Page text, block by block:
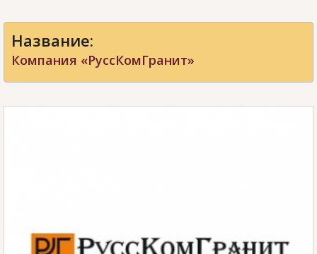
Название:
Компания «РуссКомГранит»